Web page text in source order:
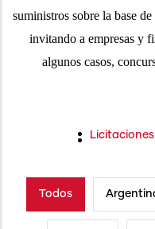
suministros sobre la base
invitando a empresas y
algunos casos,
Todos